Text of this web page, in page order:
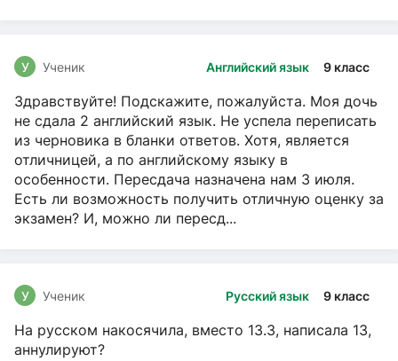
Английский язык 9 класс
У Ученик
Здравствуйте! Подскажите, пожалуйста. Моя дочь
не сдала 2 английский язык. Не успела переписать
из черновика в бланки ответов. Хотя, является
отличницей, а по английскому языку в
особенности. Пересдача назначена нам 3 июля.
Есть ли возможность получить отличную оценку за
экзамен? И, можно ли пересд...
Русский язык 9 класс
У Ученик
На русском накосячила, вместо 13.3, написала 13,
аннулируют?